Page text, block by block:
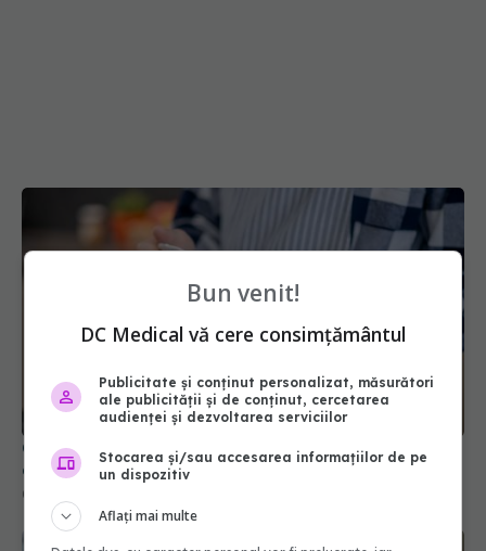
Cele mai bune prosoape de bucătărie sunt făcute
din acest material durabil
06 feb 2026, 19:22
Bun venit!
DC Medical vă cere consimțământul
Publicitate și conținut personalizat, măsurători
ale publicității și de conținut, cercetarea
audienței și dezvoltarea serviciilor
Stocarea și/sau accesarea informațiilor de pe
un dispozitiv
Aflați mai multe